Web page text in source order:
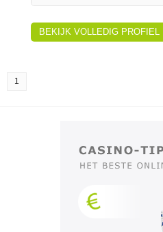
BEKIJK VOLLEDIG PROFIEL
1